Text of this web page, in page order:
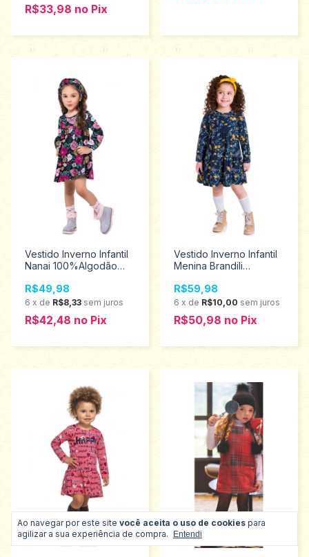
Ao navegar por este site você aceita o uso de cookies para
agilizar a sua experiência de compra.
Entendi
R$33,98 no Pix
Vestido Inverno Infantil
Nanai 100%Algodão
600602
R$49,98
6 x de R$8,33 sem juros
R$42,48 no Pix
Vestido Inverno Infantil
Menina Brandili
54463
R$59,98
6 x de R$10,00 sem juros
R$50,98 no Pix